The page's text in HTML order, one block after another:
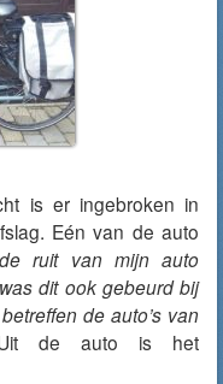
is er ingebroken in
Eén van de auto
deruit van mijn auto
dit ook gebeurd bij
de auto’s van
de auto is het